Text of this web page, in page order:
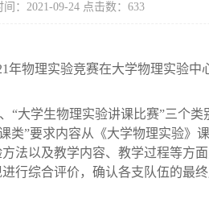
：2021-09-24 点击数： 633
年物理实验竞赛在大学物理实验中
“大学生物理实验讲课比赛”三个
类”要求内容从《大学物理实验》
法以及教学内容、教学过程等方
行综合评价，确认各支队伍的最